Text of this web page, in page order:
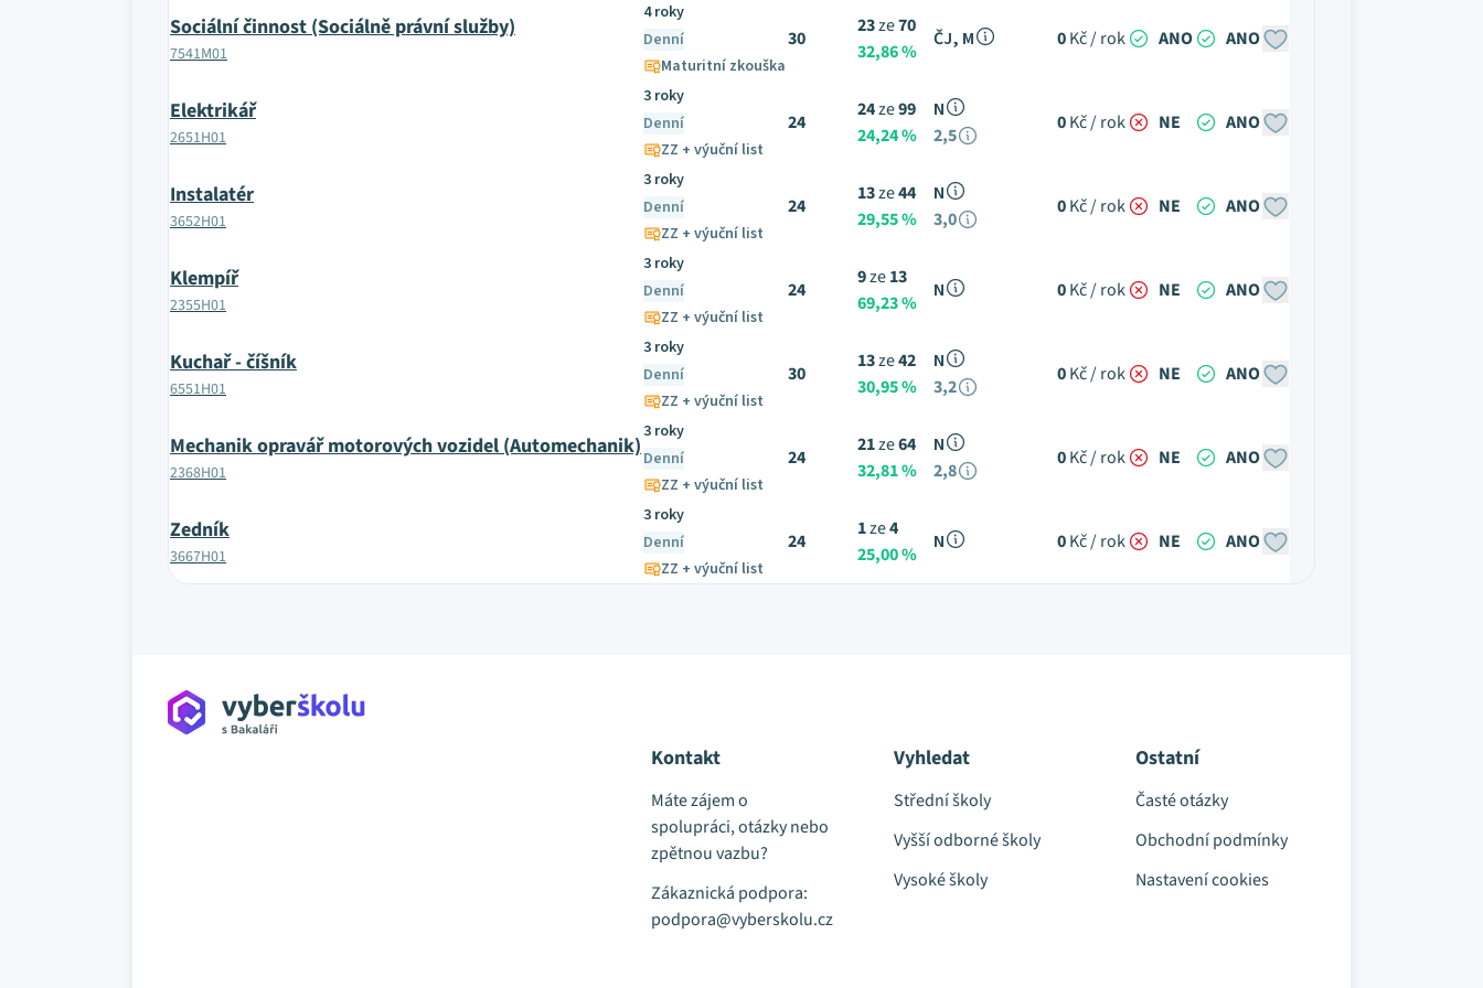
Sociální činnost (Sociálně právní služby)
7541M01
4 roky
Denní
Maturitní zkouška
30
23ze70
32,86 %
ČJ, M 0Kč / rok ANO ANO
Elektrikář
2651H01
3 roky
Denní
ZZ + výuční list
24
24ze99
24,24 %
N
2,5
0Kč / rok NE ANO
Instalatér
3652H01
3 roky
Denní
ZZ + výuční list
24
13ze44
29,55 %
N
3,0
0Kč / rok NE ANO
Klempíř
2355H01
3 roky
Denní
ZZ + výuční list
24
9ze13
69,23 %
N 0Kč / rok NE ANO
Kuchař - číšník
6551H01
3 roky
Denní
ZZ + výuční list
30
13ze42
30,95 %
N
3,2
0Kč / rok NE ANO
Mechanik opravář motorových vozidel (Automechanik)
2368H01
3 roky
Denní
ZZ + výuční list
24
21ze64
32,81 %
N
2,8
0Kč / rok NE ANO
Zedník
3667H01
3 roky
Denní
ZZ + výuční list
24
1ze4
25,00 %
N 0Kč / rok NE ANO
Kontakt
Máte zájem o
spolupráci, otázky nebo
zpětnou vazbu?
Zákaznická podpora:
podpora@vyberskolu.cz
Vyhledat
Střední školy
Vyšší odborné školy
Vysoké školy
Ostatní
Časté otázky
Obchodní podmínky
Nastavení cookies